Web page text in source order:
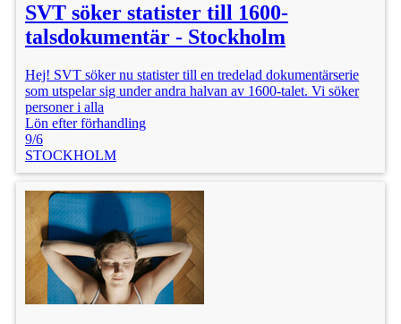
SVT söker statister till 1600-
talsdokumentär - Stockholm
Hej! SVT söker nu statister till en tredelad dokumentärserie
som utspelar sig under andra halvan av 1600-talet. Vi söker
personer i alla
Lön efter förhandling
9/6
STOCKHOLM